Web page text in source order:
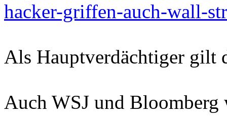
hacker-griffen-auch-wall-
Als Hauptverdächtiger gilt
Auch WSJ und Bloomberg